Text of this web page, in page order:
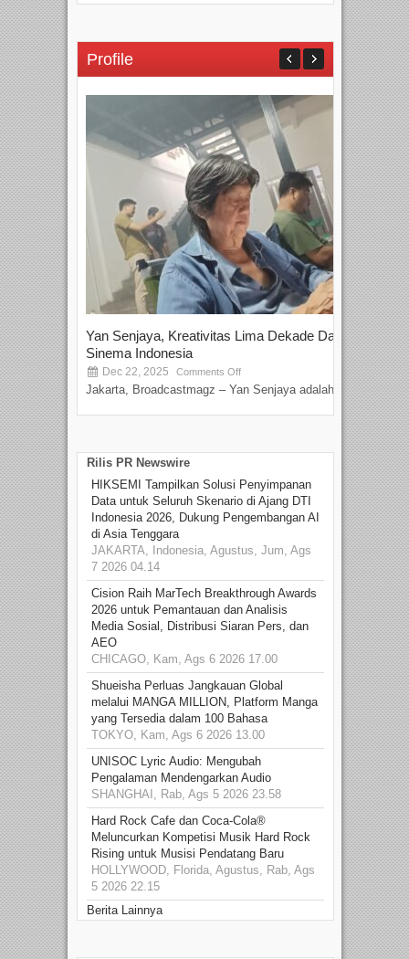
Profile
Yan Senjaya, Kreativitas Lima Dekade Dalam
Sinema Indonesia
Dec 22, 2025 Comments Off
Jakarta, Broadcastmagz – Yan Senjaya adalah...
Rilis PR Newswire
HIKSEMI Tampilkan Solusi Penyimpanan
Data untuk Seluruh Skenario di Ajang DTI
Indonesia 2026, Dukung Pengembangan AI
di Asia Tenggara
JAKARTA, Indonesia, Agustus, Jum, Ags
7 2026 04.14
Cision Raih MarTech Breakthrough Awards
2026 untuk Pemantauan dan Analisis
Media Sosial, Distribusi Siaran Pers, dan
AEO
CHICAGO, Kam, Ags 6 2026 17.00
Shueisha Perluas Jangkauan Global
melalui MANGA MILLION, Platform Manga
yang Tersedia dalam 100 Bahasa
TOKYO, Kam, Ags 6 2026 13.00
UNISOC Lyric Audio: Mengubah
Pengalaman Mendengarkan Audio
SHANGHAI, Rab, Ags 5 2026 23.58
Hard Rock Cafe dan Coca-Cola®
Meluncurkan Kompetisi Musik Hard Rock
Rising untuk Musisi Pendatang Baru
HOLLYWOOD, Florida, Agustus, Rab, Ags
5 2026 22.15
Berita Lainnya